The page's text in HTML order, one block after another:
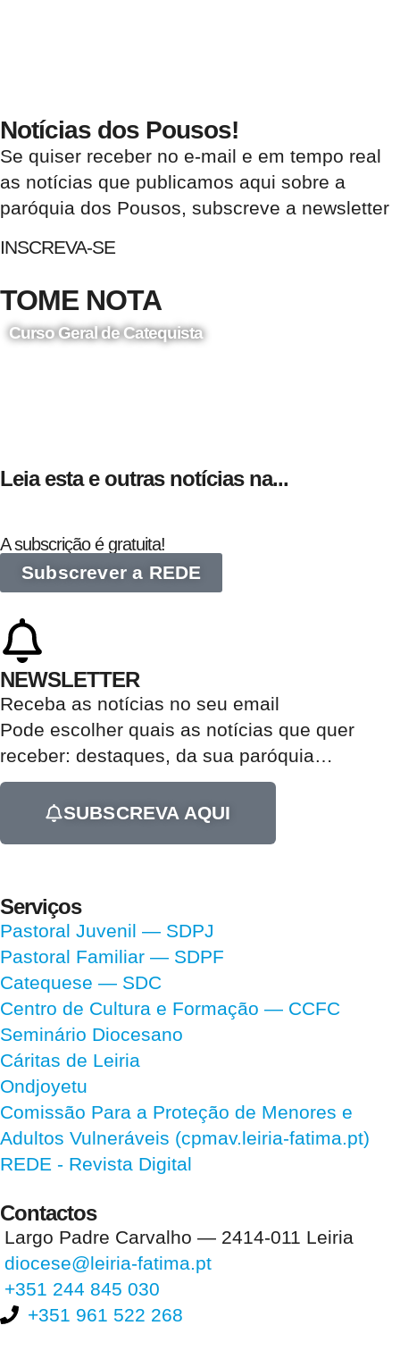
Notícias dos Pousos!
Se quiser receber no e-mail e em tempo real
as notícias que publicamos aqui sobre a
paróquia dos Pousos, subscreve a newsletter
INSCREVA-SE
TOME NOTA
Curso Geral de Catequista
Leia esta e outras notícias na...
A subscrição é gratuita!
Subscrever a REDE
NEWSLETTER
Receba as notícias no seu email​
Pode escolher quais as notícias que quer
receber: destaques, da sua paróquia…
SUBSCREVA AQUI
Serviços
Pastoral Juvenil — SDPJ
Pastoral Familiar — SDPF
Catequese — SDC
Centro de Cultura e Formação — CCFC
Seminário Diocesano
Cáritas de Leiria
Ondjoyetu
Comissão Para a Proteção de Menores e
Adultos Vulneráveis (cpmav.leiria-fatima.pt)
REDE - Revista Digital
Contactos
Largo Padre Carvalho — 2414-011 Leiria
diocese@leiria-fatima.pt
+351 244 845 030
+351 961 522 268